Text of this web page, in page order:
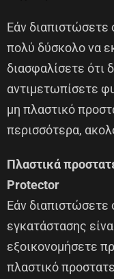
Εάν διαπιστώσετε
πολύ δύσκολο να
διασφαλίσετε ότι
αντιμετωπίσετε
μη πλαστικό
περισσότερα,
Πλαστικά
Protector
Εάν διαπιστώσετε
εγκατάστασης
εξοικονομήσετε
πλαστικό